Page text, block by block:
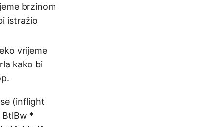
brzinom
istražio
vrijeme
kako bi
(inflight
BtlBw *